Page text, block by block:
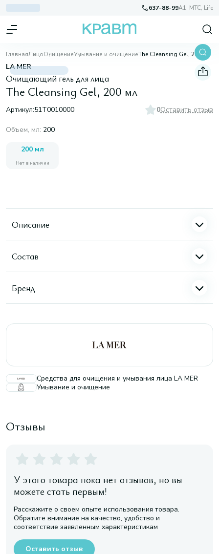
637-88-99A1, МТС, Life
ГлавнаяЛицоОчищениеУмывание и очищениеThe Cleansing Gel, 200 мл
LA MER
Очищающий гель для лица
The Cleansing Gel, 200 мл
Артикул:51T0010000 0Оставить отзыв
Объем, мл: 200
200 мл
Нет в наличии
Описание
Состав
Бренд
Средства для очищения и умывания лица LA MER
Умывание и очищение
Отзывы
У этого товара пока нет отзывов, но вы
можете стать первым!
Расскажите о своем опыте использования товара.
Обратите внимание на качество, удобство и
соответствие заявленным характеристикам
Оставить отзыв